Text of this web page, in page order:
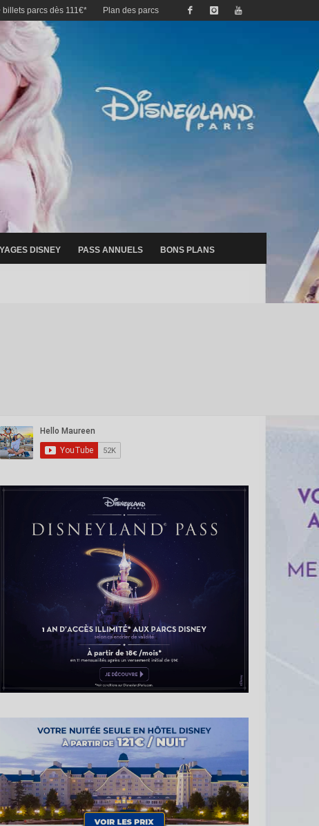
parcs dès 111€* Plan des parcs
DISNEY PASS ANNUELS BONS PLANS